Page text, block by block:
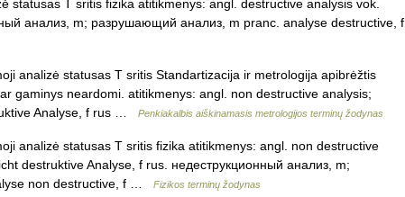
statusas T sritis fizika atitikmenys: angl. destructive analysis vok.
анализ, m; разрушающий анализ, m pranc. analyse destructive, f
analizė statusas T sritis Standartizacija ir metrologija apibrėžtis
gaminys neardomi. atitikmenys: angl. non destructive analysis;
Analyse, f rus …
Penkiakalbis aiškinamasis metrologijos terminų žodynas
analizė statusas T sritis fizika atitikmenys: angl. non destructive
destruktive Analyse, f rus. недеструкционный анализ, m;
non destructive, f …
Fizikos terminų žodynas